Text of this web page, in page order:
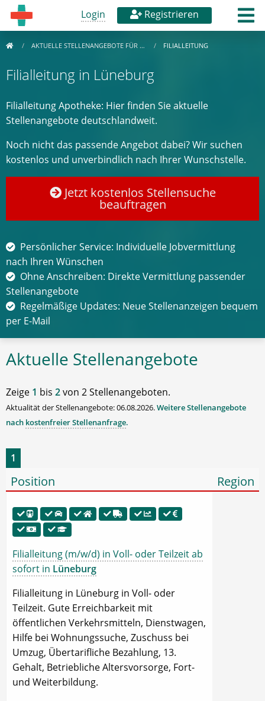
Login Registrieren
AKTUELLE STELLENANGEBOTE FÜR … FILIALLEITUNG
Filialleitung in Lüneburg
Filialleitung Apotheke: Hier finden Sie aktuelle
Stellenangebote deutschlandweit.
Noch nicht das passende Angebot dabei? Wir suchen
kostenlos und unverbindlich nach Ihrer Wunschstelle.
Jetzt kostenlos Stellensuche
beauftragen
Persönlicher Service: Individuelle Jobvermittlung
nach Ihren Wünschen
Ohne Anschreiben: Direkte Vermittlung passender
Stellenangebote
Regelmäßige Updates: Neue Stellenanzeigen bequem
per E-Mail
Aktuelle Stellenangebote
Zeige 1 bis 2von 2 Stellenangeboten.
Aktualität der Stellenangebote: 06.08.2026.Weitere Stellenangebote
nach kostenfreier Stellenanfrage.
1
Position Region
Filialleitung (m/w/d) in Voll- oder Teilzeit ab
sofort in Lüneburg
Filialleitung in Lüneburg in Voll- oder
Teilzeit. Gute Erreichbarkeit mit
öffentlichen Verkehrsmitteln, Dienstwagen,
Hilfe bei Wohnungssuche, Zuschuss bei
Umzug, Übertarifliche Bezahlung, 13.
Gehalt, Betriebliche Altersvorsorge, Fort-
und Weiterbildung.